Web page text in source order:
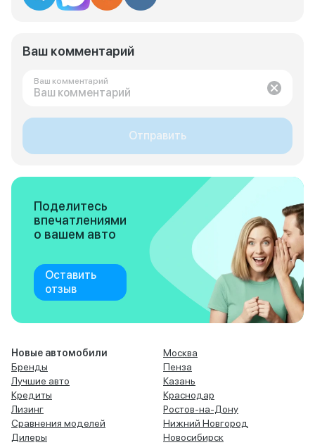
Ваш комментарий
Ваш комментарий
Отправить
Поделитесь
впечатлениями
о вашем авто
Оставить
отзыв
Новые автомобили
Бренды
Лучшие авто
Кредиты
Лизинг
Сравнения моделей
Дилеры
Москва
Пенза
Казань
Краснодар
Ростов-на-Дону
Нижний Новгород
Новосибирск